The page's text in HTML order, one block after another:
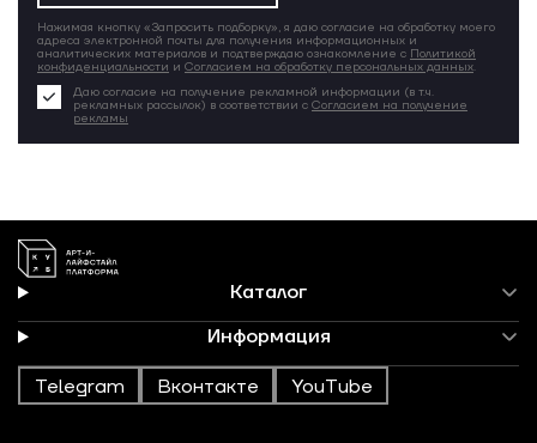
Нажимая кнопку «Запросить подборку», я даю согласие на обработку моего
адреса электронной почты для получения информационных и
аналитических материалов и подтверждаю ознакомление с Политикой
конфиденциальности и Согласием на обработку персональных данных.
Даю согласие на получение рекламной информации (в т.ч.
рекламных рассылок) в соответствии с Согласием на получение
рекламы
Каталог
Информация
Telegram Вконтакте YouTube